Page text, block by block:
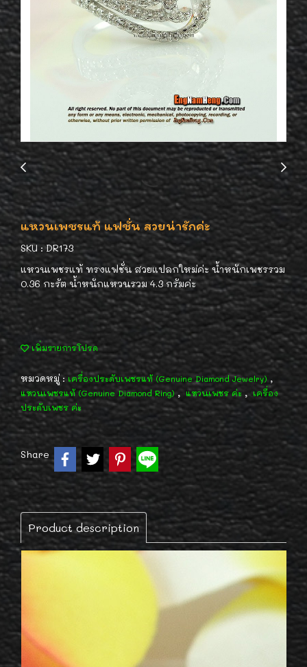
แหวนเพชรแท้ แฟชั่น สวยน่ารักค่ะ
SKU : DR173
แหวนเพชรแท้ ทรงแฟชั่น สวยแปลกใหม่ค่ะ น้ำหนักเพชรรวม
0.36 กะรัต น้ำหนักแหวนรวม 4.3 กรัมค่ะ
เพิ่มรายการโปรด
หมวดหมู่ : เครื่องประดับเพชรแท้ (Genuine Diamond Jewelry) ,
แหวนเพชรแท้ (Genuine Diamond Ring) , แหวนเพชร ค่ะ , เครื่อง
ประดับเพชร ค่ะ
Share
Product description